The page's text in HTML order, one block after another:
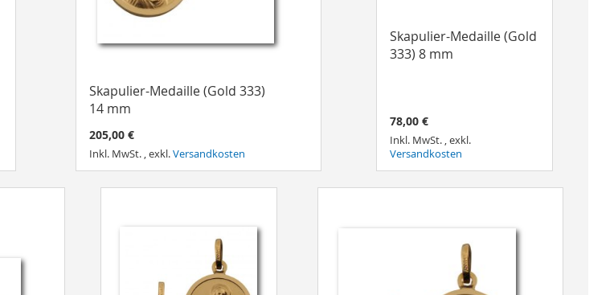
Skapulier-Medaille (Gold 333)
14 mm
205,00 €
Inkl. MwSt. ,exkl.Versandkosten
Skapulier-Medaille (Gold
333) 8 mm
78,00 €
Inkl. MwSt. ,exkl.
Versandkosten